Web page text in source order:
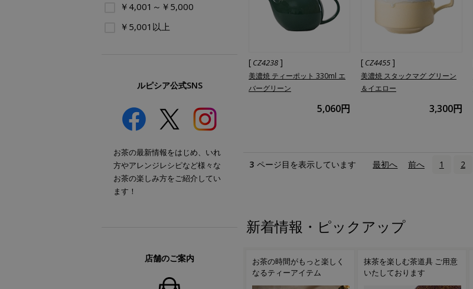
[ CZ4238 ]
美濃焼 ティーポット 330ml エ
バーグリーン
5,060円
[ CZ4455 ]
美濃焼 スタックマグ グリーン
＆イエロー
3,300円
3 ページ目を表示しています 最初へ 前へ 1 2
新着情報・ピックアップ
お茶の時間がもっと楽しく
抹茶を楽しむ茶道具 ご用意
いたしております
万能茶器・蓋碗（がいわ
ん）で手軽に楽しむ台湾茶
￥4,001～￥5,000
￥5,001以上
ルピシア公式SNS
お茶の最新情報をはじめ、いれ
方やアレンジレシピなど様々な
お茶の楽しみ方をご紹介してい
ます！
店舗のご案内